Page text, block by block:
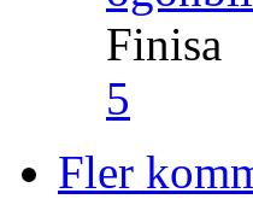
Finisa
5
Fler